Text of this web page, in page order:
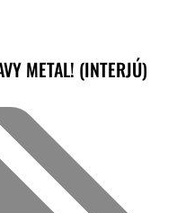
METAL! (INTERJÚ)